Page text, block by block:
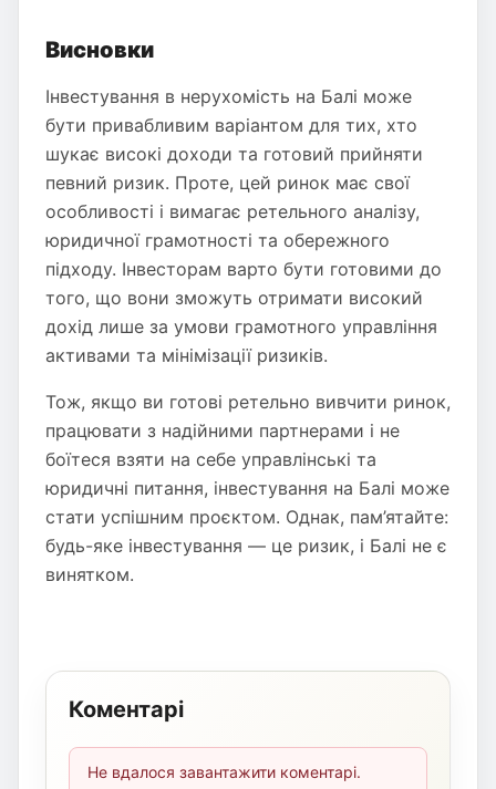
Висновки
Інвестування в нерухомість на Балі може
бути привабливим варіантом для тих, хто
шукає високі доходи та готовий прийняти
певний ризик. Проте, цей ринок має свої
особливості і вимагає ретельного аналізу,
юридичної грамотності та обережного
підходу. Інвесторам варто бути готовими до
того, що вони зможуть отримати високий
дохід лише за умови грамотного управління
активами та мінімізації ризиків.
Тож, якщо ви готові ретельно вивчити ринок,
працювати з надійними партнерами і не
боїтеся взяти на себе управлінські та
юридичні питання, інвестування на Балі може
стати успішним проєктом. Однак, пам’ятайте:
будь-яке інвестування — це ризик, і Балі не є
винятком.
Коментарі
Не вдалося завантажити коментарі.